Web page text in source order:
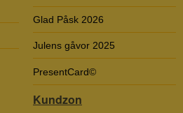
Glad Påsk 2026
Julens gåvor 2025
PresentCard©
Kundzon